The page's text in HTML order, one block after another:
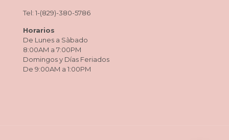
Tel: 1-(829)-380-5786
Horarios
De Lunes a Sàbado
8:00AM a 7:00PM
Domingos y Días Feriados
De 9:00AM a 1:00PM